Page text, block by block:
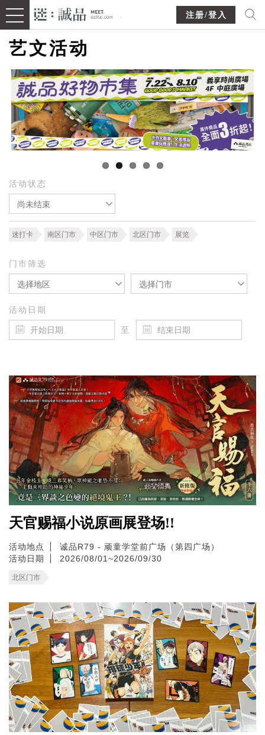
注册/登入
艺文活动
活动状态
尚未结束
迷打卡 南区门市 中区门市 北区门市 展览
门市筛选
选择地区 选择门市
活动日期
至
天官赐福小说原画展登场!!
活动地点
诚品R79 - 顽童学堂前广场（第四广场）
活动日期
2026/08/01~2026/09/30
北区门市